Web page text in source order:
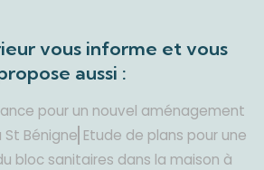
vous informe et vous
aussi :
pour un nouvel aménagement
Bénigne Etude de plans pour une
bloc sanitaires dans la maison à